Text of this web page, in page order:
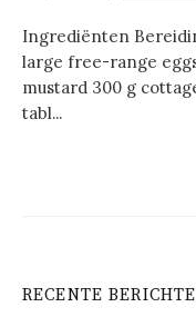
Ingrediënten
large free-range
mustard 300 g
tabl...
RECENTE